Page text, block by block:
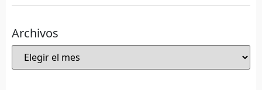
Archivos